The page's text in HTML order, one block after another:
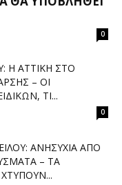
0
Η ΑΤΤΙΚΉ ΣΤΟ
– ΟΙ
ΤΙ...
0
ΑΝΗΣΥΧΊΑ ΑΠΌ
– ΤΑ